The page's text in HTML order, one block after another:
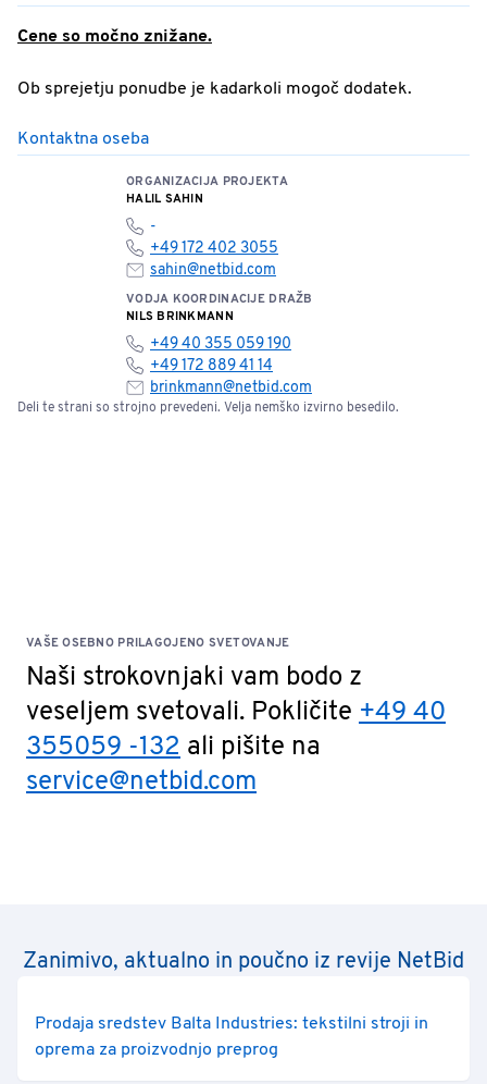
Cene so močno znižane.
Ob sprejetju ponudbe je kadarkoli mogoč dodatek.
Kontaktna oseba
ORGANIZACIJA PROJEKTA
HALIL SAHIN
-
+49 172 402 3055
sahin@netbid.com
VODJA KOORDINACIJE DRAŽB
NILS BRINKMANN
+49 40 355 059 190
+49 172 889 41 14
brinkmann@netbid.com
Deli te strani so strojno prevedeni. Velja nemško izvirno besedilo.
VAŠE OSEBNO PRILAGOJENO SVETOVANJE
Naši strokovnjaki vam bodo z
veseljem svetovali. Pokličite +49 40
355059 -132 ali pišite na
service@netbid.com
Zanimivo, aktualno in poučno iz revije NetBid
Prodaja sredstev Balta Industries: tekstilni stroji in
oprema za proizvodnjo preprog